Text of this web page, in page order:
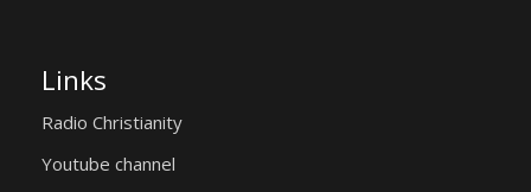
Links
Radio Christianity
Youtube channel